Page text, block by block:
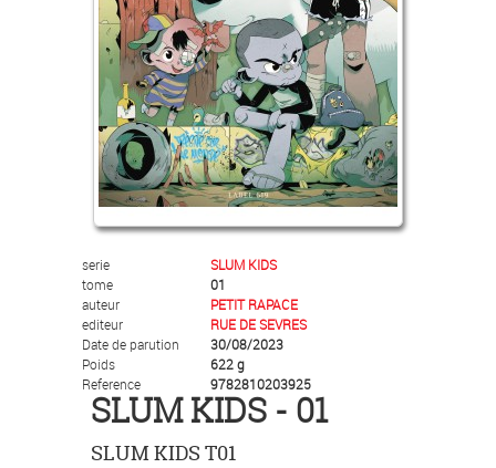
serie
SLUM KIDS
tome
01
auteur
PETIT RAPACE
editeur
RUE DE SEVRES
Date de parution
30/08/2023
Poids
622 g
Reference
9782810203925
SLUM KIDS - 01
SLUM KIDS T01